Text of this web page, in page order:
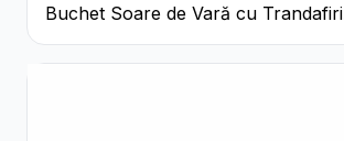
Buchet Soare de Vară cu Trandafiri
Galbeni și Crizanteme Albe